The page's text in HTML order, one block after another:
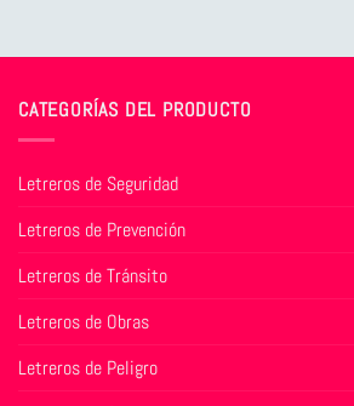
CATEGORÍAS DEL PRODUCTO
Letreros de Seguridad
Letreros de Prevención
Letreros de Tránsito
Letreros de Obras
Letreros de Peligro